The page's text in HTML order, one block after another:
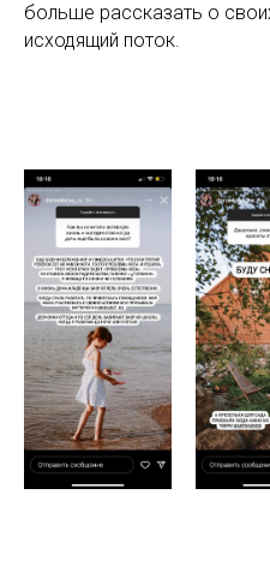
больше рассказать о
исходящий поток.